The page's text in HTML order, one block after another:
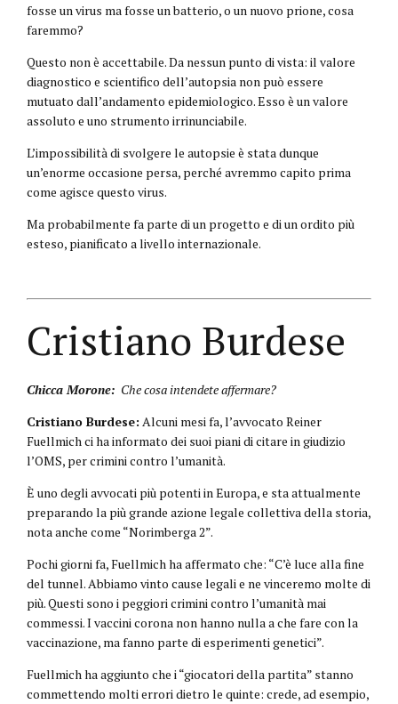
fosse un virus ma fosse un batterio, o un nuovo prione, cosa
faremmo?
Questo non è accettabile. Da nessun punto di vista: il valore
diagnostico e scientifico dell’autopsia non può essere
mutuato dall’andamento epidemiologico. Esso è un valore
assoluto e uno strumento irrinunciabile.
L’impossibilità di svolgere le autopsie è stata dunque
un’enorme occasione persa, perché avremmo capito prima
come agisce questo virus.
Ma probabilmente fa parte di un progetto e di un ordito più
esteso, pianificato a livello internazionale.
Cristiano Burdese
Chicca Morone: Che cosa intendete affermare?
Cristiano Burdese: Alcuni mesi fa, l’avvocato Reiner
Fuellmich ci ha informato dei suoi piani di citare in giudizio
l’OMS, per crimini contro l’umanità.
È uno degli avvocati più potenti in Europa, e sta attualmente
preparando la più grande azione legale collettiva della storia,
nota anche come “Norimberga 2”.
Pochi giorni fa, Fuellmich ha affermato che: “C’è luce alla fine
del tunnel. Abbiamo vinto cause legali e ne vinceremo molte di
più. Questi sono i peggiori crimini contro l’umanità mai
commessi. I vaccini corona non hanno nulla a che fare con la
vaccinazione, ma fanno parte di esperimenti genetici”.
Fuellmich ha aggiunto che i “giocatori della partita” stanno
commettendo molti errori dietro le quinte: crede, ad esempio,